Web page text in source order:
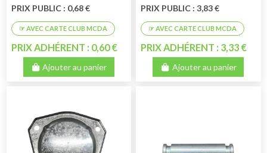
PRIX PUBLIC : 0,68 €
PRIX ADHÉRENT : 0,60 €
Ajouter au panier
PRIX PUBLIC : 3,83 €
PRIX ADHÉRENT : 3,33 €
Ajouter au panier